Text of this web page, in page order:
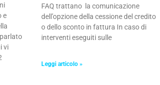
e
vi
FAQ trattano la comunicazione
dell’opzione della cessione del credito
o dello sconto in fattura In caso di
interventi eseguiti sulle
Leggi articolo »